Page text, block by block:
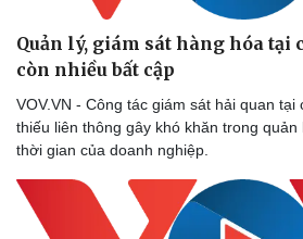
Quản lý, giám sát hàng hóa
còn nhiều bất cập
VOV.VN - Công tác giám sát hải quan tại
thiếu liên thông gây khó khăn trong
thời gian của doanh nghiệp.